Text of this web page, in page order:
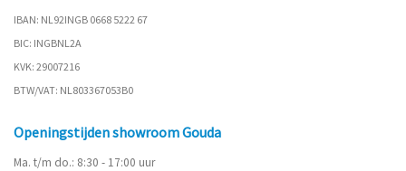
IBAN: NL92INGB 0668 5222 67
BIC: INGBNL2A
KVK: 29007216
BTW/VAT: NL803367053B0
Openingstijden showroom Gouda
Ma. t/m do.: 8:30 - 17:00 uur